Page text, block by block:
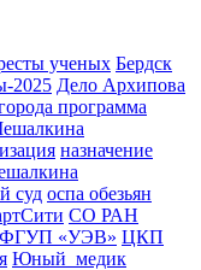
ученых Бердск
2025 Дело Архипова
программа
назначение
суд оспа обезьян
СО РАН
ФГУП «УЭВ» ЦКП
Юный_медик